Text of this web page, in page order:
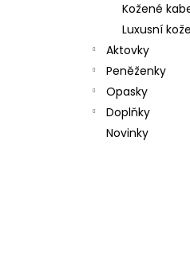
Kožené
Luxusní
Aktovky
Peněženky
Opasky
Doplňky
Novinky